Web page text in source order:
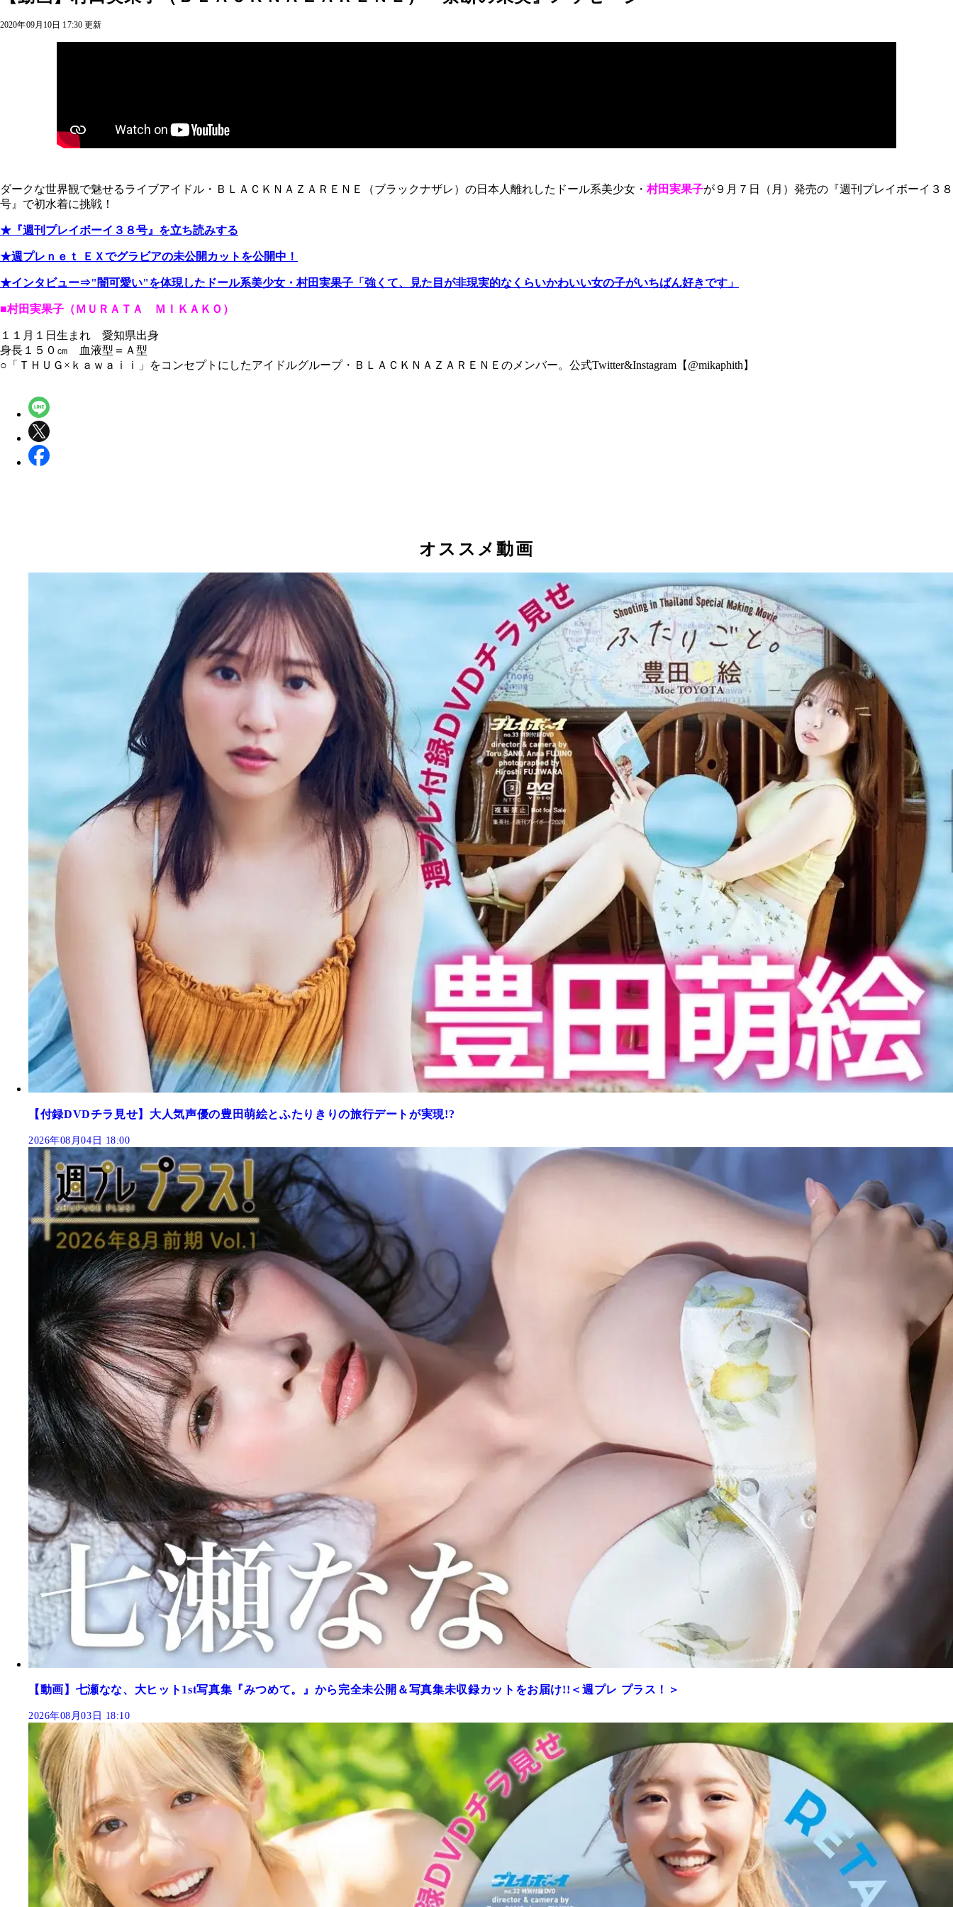
2020年09月10日 17:30 更新
ダークな世界観で魅せるライブアイドル・ＢＬＡＣＫＮＡＺＡＲＥＮＥ（ブラックナザレ）の日本人離れしたドール系美少女・村田実果子が９月７日（月）発売の『週刊プレイボーイ３８
号』で初水着に挑戦！
★『週刊プレイボーイ３８号』を立ち読みする
★週プレｎｅｔ ＥＸでグラビアの未公開カットを公開中！
★インタビュー⇒"闇可愛い"を体現したドール系美少女・村田実果子「強くて、見た目が非現実的なくらいかわいい女の子がいちばん好きです」
■村田実果子（ＭＵＲＡＴＡ ＭＩＫＡＫＯ）
１１月１日生まれ 愛知県出身
身長１５０㎝ 血液型＝Ａ型
○「ＴＨＵＧ×ｋａｗａｉｉ」をコンセプトにしたアイドルグループ・ＢＬＡＣＫＮＡＺＡＲＥＮＥのメンバー。公式Twitter&Instagram【@mikaphith】
オススメ動画
【付録DVDチラ見せ】大人気声優の豊田萌絵とふたりきりの旅行デートが実現!?
2026年08月04日 18:00
【動画】七瀬なな、大ヒット1st写真集『みつめて。』から完全未公開＆写真集未収録カットをお届け!!＜週プレ プラス！＞
2026年08月03日 18:10